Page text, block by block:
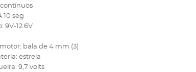
10 seg
9V-12.6V
bala de 4 mm (3)
estrela
9,7 volts